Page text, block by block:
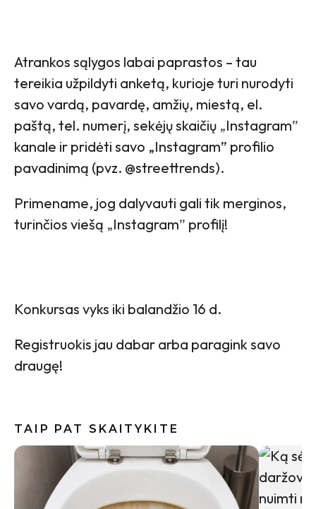
Atrankos sąlygos labai paprastos – tau
tereikia užpildyti anketą, kurioje turi nurodyti
savo vardą, pavardę, amžių, miestą, el.
paštą, tel. numerį, sekėjų skaičių „Instagram”
kanale ir pridėti savo „Instagram” profilio
pavadinimą (pvz. @streettrends).
Primename, jog dalyvauti gali tik merginos,
turinčios viešą „Instagram” profilį!
Konkursas vyks iki balandžio 16 d.
Registruokis jau dabar arba paragink savo
draugę!
TAIP PAT SKAITYKITE
Indai po
gali būti